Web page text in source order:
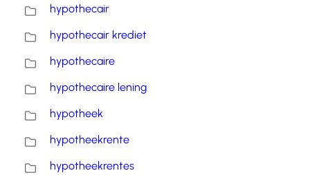
hypothecair
hypothecair krediet
hypothecaire
hypothecaire lening
hypotheek
hypotheekrente
hypotheekrentes